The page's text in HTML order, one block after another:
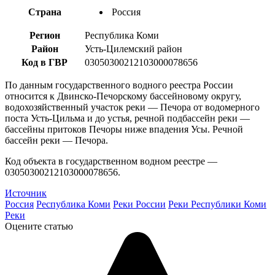
Страна Россия
Регион
Республика Коми
Район
Усть-Цилемский район
Код в ГВР
03050300212103000078656
По данным государственного водного реестра России
относится к Двинско-Печорскому бассейновому округу,
водохозяйственный участок реки — Печора от водомерного
поста Усть-Цильма и до устья, речной подбассейн реки —
бассейны притоков Печоры ниже впадения Усы. Речной
бассейн реки — Печора.
Код объекта в государственном водном реестре —
03050300212103000078656.
Источник
Россия Республика Коми Реки России Реки Республики Коми
Реки
Оцените статью